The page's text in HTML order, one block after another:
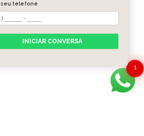
1
seu telefone
INICIAR CONVERSA